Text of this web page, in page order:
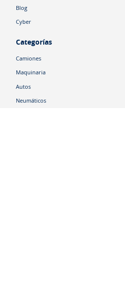
Blog
Cyber
Categorías
Camiones
Maquinaria
Autos
Neumáticos